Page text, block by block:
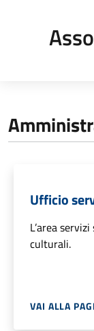
Ufficio
L’area
culturali.
VAI ALLA